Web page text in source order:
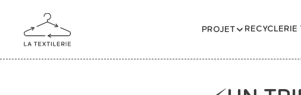
PROJET RECYCLERIE